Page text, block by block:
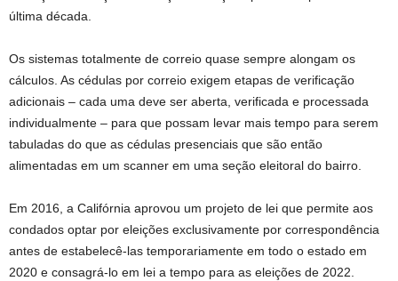
última década.
Os sistemas totalmente de correio quase sempre alongam os
cálculos. As cédulas por correio exigem etapas de verificação
adicionais – cada uma deve ser aberta, verificada e processada
individualmente – para que possam levar mais tempo para serem
tabuladas do que as cédulas presenciais que são então
alimentadas em um scanner em uma seção eleitoral do bairro.
Em 2016, a Califórnia aprovou um projeto de lei que permite aos
condados optar por eleições exclusivamente por correspondência
antes de estabelecê-las temporariamente em todo o estado em
2020 e consagrá-lo em lei a tempo para as eleições de 2022.